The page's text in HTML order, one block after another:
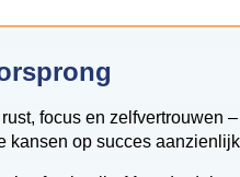
focus en zelfvertrouwen
kansen op succes